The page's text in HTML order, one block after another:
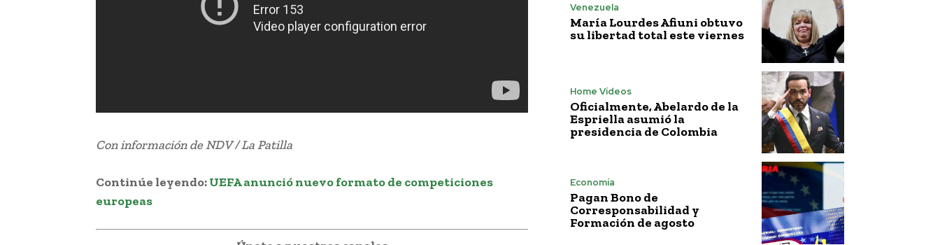
Con información de NDV / La Patilla
Continúe leyendo:UEFA anunció nuevo formato de competiciones
europeas
Venezuela
María Lourdes Afiuni obtuvo
su libertad total este viernes
Home Vídeos
Oficialmente, Abelardo de la
Espriella asumió la
presidencia de Colombia
Economía
Pagan Bono de
Corresponsabilidad y
Formación de agosto